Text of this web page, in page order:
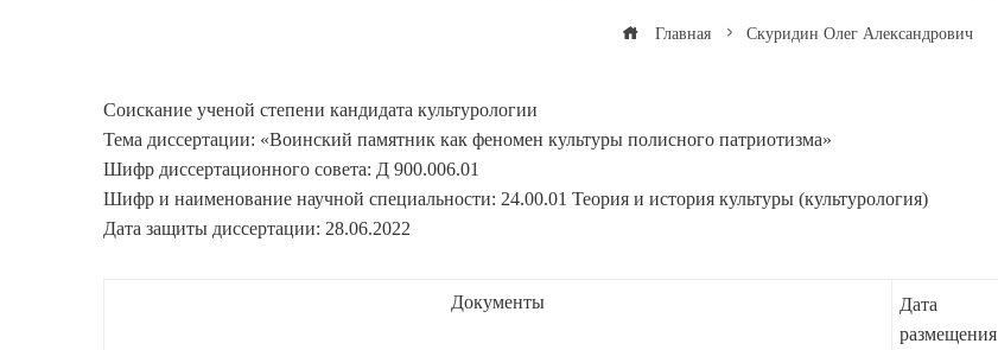
Главная Скуридин Олег Александрович
Соискание ученой степени кандидата культурологии
Тема диссертации: «Воинский памятник как феномен культуры полисного патриотизма»
Шифр диссертационного совета: Д 900.006.01
Шифр и наименование научной специальности: 24.00.01 Теория и история культуры (культурология)
Дата защиты диссертации: 28.06.2022
Документы
Дата
размещения